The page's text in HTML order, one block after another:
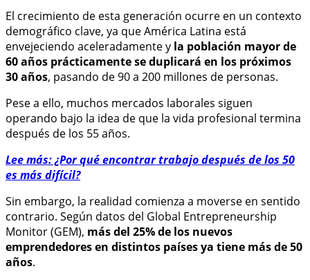
El crecimiento de esta generación ocurre en un contexto
demográfico clave, ya que América Latina está
envejeciendo aceleradamente y la población mayor de
60 años prácticamente se duplicará en los próximos
30 años, pasando de 90 a 200 millones de personas.
Pese a ello, muchos mercados laborales siguen
operando bajo la idea de que la vida profesional termina
después de los 55 años.
Lee más: ¿Por qué encontrar trabajo después de los 50
es más difícil?
Sin embargo, la realidad comienza a moverse en sentido
contrario. Según datos del Global Entrepreneurship
Monitor (GEM), más del 25% de los nuevos
emprendedores en distintos países ya tiene más de 50
años.